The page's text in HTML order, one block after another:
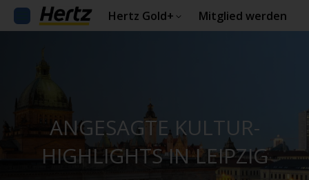
Hertz Gold+ Mitglied werden
ANGESAGTE KULTUR-
HIGHLIGHTS IN LEIPZIG